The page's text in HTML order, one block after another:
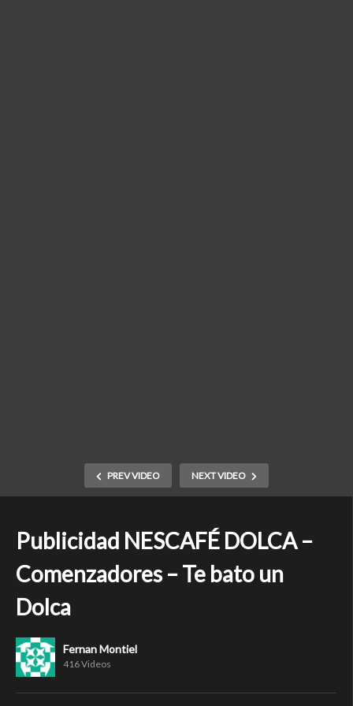
PREV VIDEO NEXT VIDEO
Publicidad NESCAFÉ DOLCA –
Comenzadores – Te bato un
Dolca
Fernan Montiel
416 Videos